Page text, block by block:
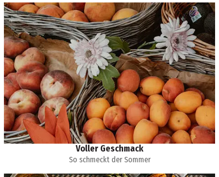
Voller Geschmack
So schmeckt der Sommer